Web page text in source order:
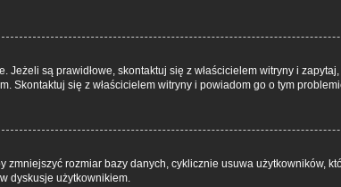
są prawidłowe, skontaktuj się z właścicielem witryny i
Skontaktuj się z właścicielem witryny i powiadom go o tym
rozmiar bazy danych, cyklicznie usuwa użytkowników,
dyskusje użytkownikiem.